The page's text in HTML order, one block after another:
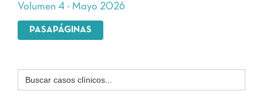
Volumen 4 - Mayo 2026
PASAPÁGINAS
Buscar: